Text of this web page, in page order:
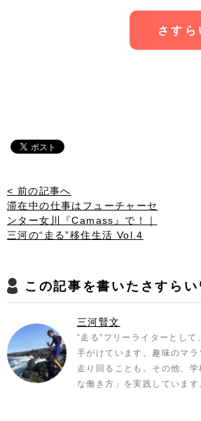
さす
< 前の記事へ
滞在中の仕事はフューチャーセ
ンター女川『Camass』で！｜
三河の“走る”移住生活 Vol.4
この記事を書いたさすらい
三河賢文
“走る”フリーライターとし
手がけています。趣味のマ
走り回ることも。その他、
な働き方」を実践していま